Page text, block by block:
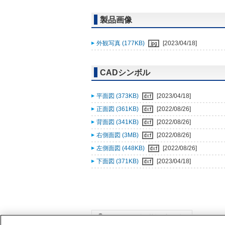
製品画像
外観写真 (177KB) [2023/04/18]
CADシンボル
平面図 (373KB)
[2023/04/18]
正面図 (361KB)
[2022/08/26]
背面図 (341KB)
[2022/08/26]
右側面図 (3MB)
[2022/08/26]
左側面図 (448KB)
[2022/08/26]
下面図 (371KB)
[2023/04/18]